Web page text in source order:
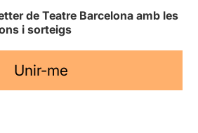
de Teatre Barcelona amb les
i sorteigs
Unir-me